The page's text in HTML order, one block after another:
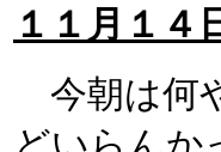
１１月１
今朝は何